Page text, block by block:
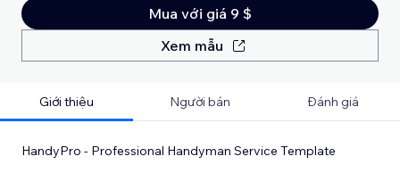
Mua với giá 9 $
Xem mẫu
Giới thiệu Người bán Đánh giá
HandyPro - Professional Handyman Service Template